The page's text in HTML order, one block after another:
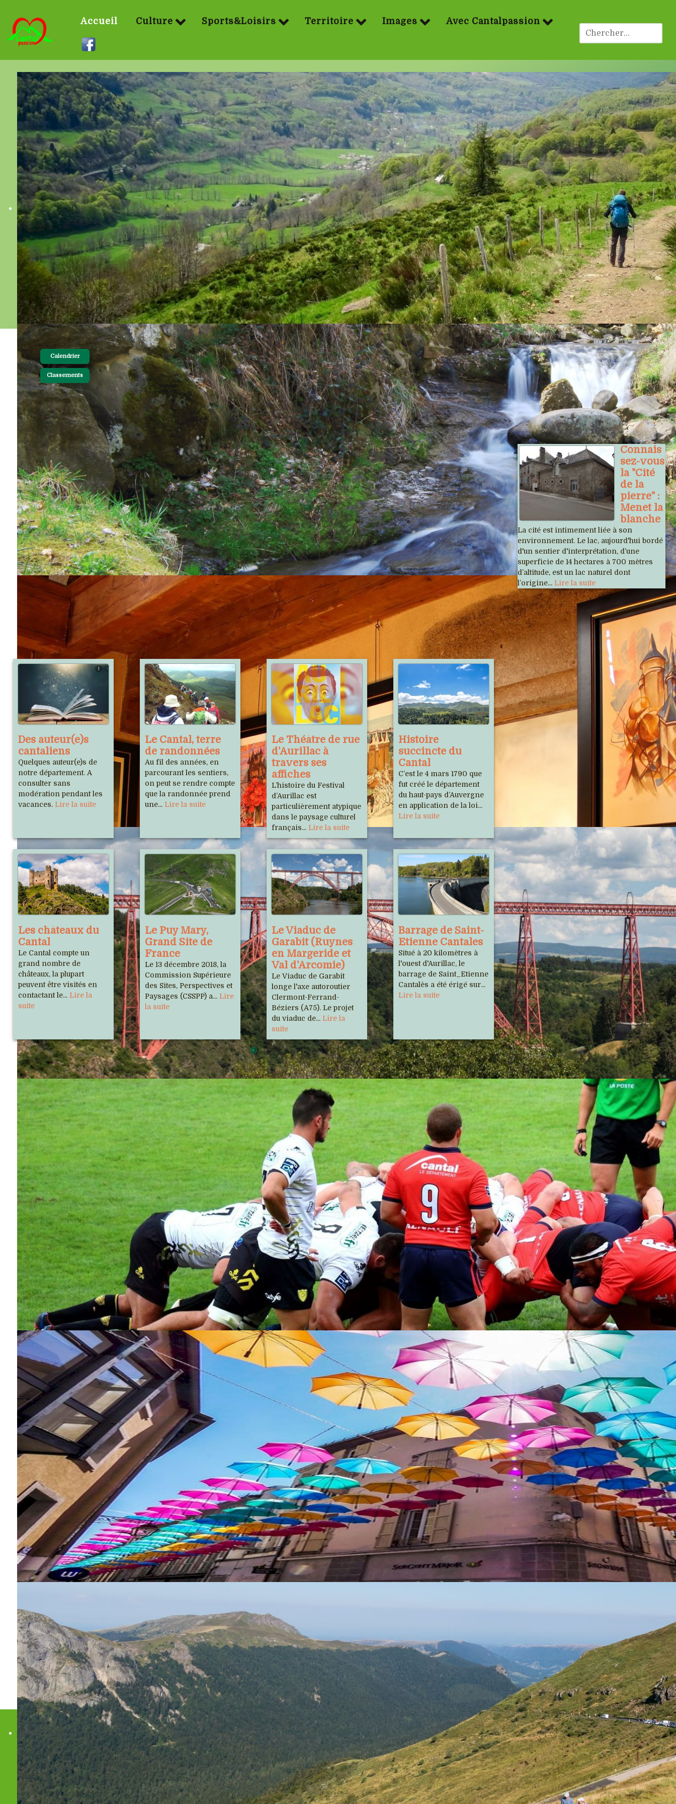
Accueil Culture Sports&Loisirs Territoire Images Avec Cantalpassion
Calendrier
Classements
05-10-2018 20:00
Provence Rugby -
Carcassonne
PROVENCE RUGBY
CARCASSONNE
28
0
25
1
commentaires
poster un commentaires
Des auteur(e)s
cantaliens
Quelques auteur(e)s de
notre département. A
consulter sans
modération pendant les
vacances.Lire la suite
Le Cantal, terre
de randonnées
Au fil des années, en
parcourant les sentiers,
on peut se rendre compte
que la randonnée prend
une...Lire la suite
Le Théâtre de rue
d'Aurillac à
travers ses
affiches
L’histoire du Festival
d’Aurillac est
particulièrement atypique
dans le paysage culturel
français...Lire la suite
Histoire
succincte du
Cantal
C’est le 4 mars 1790 que
fut créé le département
du haut-pays d’Auvergne
en application de la loi...
Lire la suite
Les châteaux du
Cantal
Le Cantal compte un
grand nombre de
châteaux, la plupart
peuvent être visités en
contactant le...Lire la
suite
Le Puy Mary,
Grand Site de
France
Le 13 décembre 2018, la
Commission Supérieure
des Sites, Perspectives et
Paysages (CSSPP) a...Lire
la suite
Le Viaduc de
Garabit (Ruynes
en Margeride et
Val d'Arcomie)
Le Viaduc de Garabit
longe l'axe autoroutier
Clermont-Ferrand-
Béziers (A75). Le projet
du viaduc de...Lire la
suite
Barrage de Saint-
Etienne Cantales
Situé à 20 kilomètres à
l'ouest d'Aurillac, le
barrage de Saint_Etienne
Cantalès a été érigé sur...
Lire la suite
Notre association Sites de nos adhérents
Chorale Multiphonie /
Musée de la résitance/ Phot'haut
Phot'haut
Chorale
Multiphonie
Musée de la
résistance
Sorties
Cinémas
Le Prisme
Théatre
La reproduction des textes et photos
du présent site est soumise à
autorisation
--------------
Le billet
Connais
sez-vous
la "Cité
de la
pierre" :
Menet la
blanche
La cité est intimement liée à son
environnement. Le lac, aujourd'hui bordé
d'un sentier d'interprétation, d’une
superficie de 14 hectares à 700 mètres
d’altitude, est un lac naturel dont
l’origine... Lire la suite
Articles récents
Auvergne Phot'Haut s'est
Un nouveau site plus moderne et avec
Le Cantal et le Tour de France,
un longue histoire
Les 13 et 14 juillet 2026, le Tour de
France passera une nouvelle fois dans
le Cantal, suite d'une belle et longue...
Fleur, le chamois qui voulait
vivre avec les humains
Fin avril 2025, une femelle chamois
avait quasiment élu domicile au coeur
du village cantalien de...
Les boiseries de l'hôtel Saint-
Pierre
La salle aux Boiseries de l'hôtel Saint-
Pierre à Aurillac est un lieu unique, en
raison des sculptures en noyer qui en...
La source minérale de
Crochepeyre (Le Fau)
Le dictionnaire statistique du Cantal
nous apprend que « le département [...]
est une des contrées de la France où...
Au jour le jour